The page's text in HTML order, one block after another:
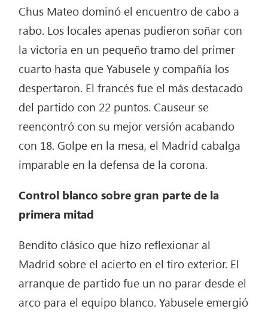
Chus Mateo dominó el encuentro de cabo a
rabo. Los locales apenas pudieron soñar con
la victoria en un pequeño tramo del primer
cuarto hasta que Yabusele y compañía los
despertaron. El francés fue el más destacado
del partido con 22 puntos. Causeur se
reencontró con su mejor versión acabando
con 18. Golpe en la mesa, el Madrid cabalga
imparable en la defensa de la corona.
Control blanco sobre gran parte de la
primera mitad
Bendito clásico que hizo reflexionar al
Madrid sobre el acierto en el tiro exterior. El
arranque de partido fue un no parar desde el
arco para el equipo blanco. Yabusele emergió